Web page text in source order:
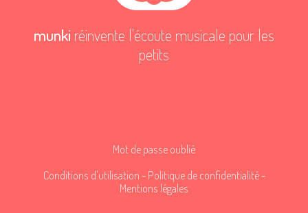
munki réinvente l'écoute musicale pour les
petits
Mot de passe oublié
Conditions d'utilisation -Politique de confidentialité-
Mentions légales